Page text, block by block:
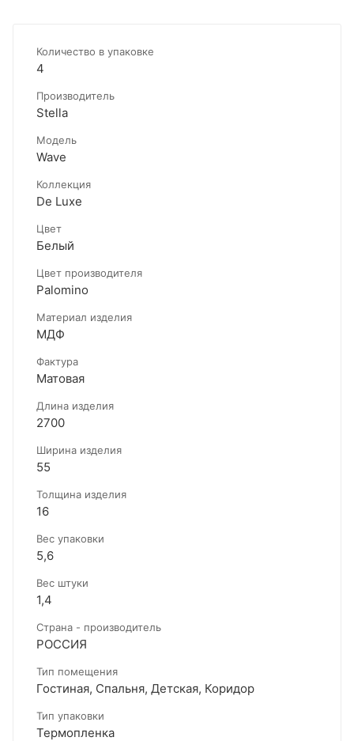
Количество в упаковке
4
Производитель
Stella
Модель
Wave
Коллекция
De Luxe
Цвет
Белый
Цвет производителя
Palomino
Материал изделия
МДФ
Фактура
Матовая
Длина изделия
2700
Ширина изделия
55
Толщина изделия
16
Вес упаковки
5,6
Вес штуки
1,4
Страна - производитель
РОССИЯ
Тип помещения
Гостиная, Спальня, Детская, Коридор
Тип упаковки
Термопленка